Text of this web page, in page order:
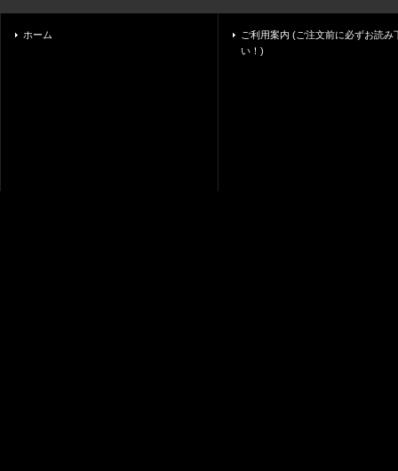
ホーム
ご利用案内 (ご注文前に必ずお読み
い！)